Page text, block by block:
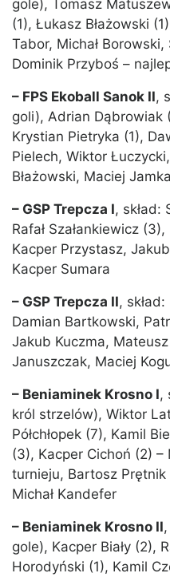
gole), Tomasz
(1), Łukasz Błażowski
Tabor, Michał
Dominik Przyboś –
– FPS Ekoball Sanok II,
goli), Adrian Dąbrowiak
Krystian Pietryka (1),
Pielech, Wiktor
Błażowski, Maciej
– GSP Trepcza I, skład:
Rafał Szałankiewicz
Kacper Przystasz,
Kacper Sumara
– GSP Trepcza II,
Damian Bartkowski,
Jakub Kuczma,
Januszczak, Maciej
– Beniaminek Krosno I,
król strzelów), Wiktor
Półchłopek (7), Kamil
(3), Kacper Cichoń (2)
turnieju, Bartosz Prętnik
Michał Kandefer
– Beniaminek Krosno II
gole), Kacper Biały (2),
Horodyński (1), Kamil